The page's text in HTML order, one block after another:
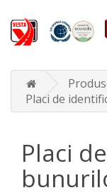
Placi de
Placi